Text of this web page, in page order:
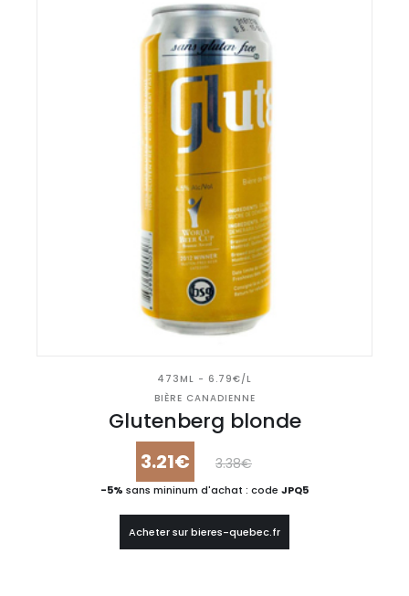
473ML - 6.79€/L
BIÈRE CANADIENNE
Glutenberg blonde
3.21€ 3.38€
-5% sans mininum d'achat : code JPQ5
Acheter sur bieres-quebec.fr